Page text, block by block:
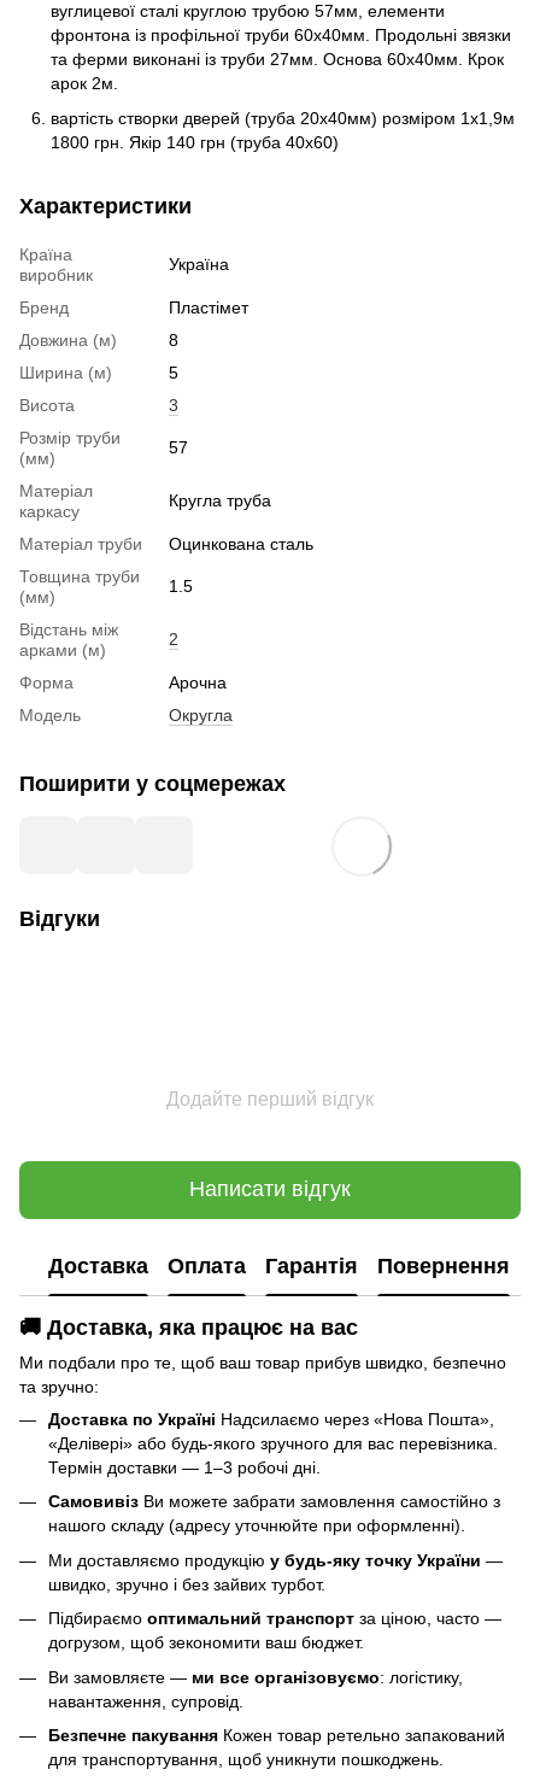
вуглицевої сталі круглою трубою 57мм, елементи
фронтона із профільної труби 60х40мм. Продольні звязки
та ферми виконані із труби 27мм. Основа 60х40мм. Крок
арок 2м.
вартість створки дверей (труба 20х40мм) розміром 1х1,9м
1800 грн. Якір 140 грн (труба 40х60)
Характеристики
Країна
виробник
Україна
Бренд
Пластімет
Довжина (м)
8
Ширина (м)
5
Висота
3
Розмір труби
(мм)
57
Матеріал
каркасу
Кругла труба
Матеріал труби
Оцинкована сталь
Товщина труби
(мм)
1.5
Відстань між
арками (м)
2
Форма
Арочна
Модель
Округла
Поширити у соцмережах
Відгуки
Додайте перший відгук
Написати відгук
Доставка Оплата Гарантія Повернення
🚚 Доставка, яка працює на вас
Ми подбали про те, щоб ваш товар прибув швидко, безпечно
та зручно:
Доставка по Україні Надсилаємо через «Нова Пошта»,
«Делівері» або будь-якого зручного для вас перевізника.
Термін доставки — 1–3 робочі дні.
Самовивіз Ви можете забрати замовлення самостійно з
нашого складу (адресу уточнюйте при оформленні).
Ми доставляємо продукцію у будь-яку точку України —
швидко, зручно і без зайвих турбот.
Підбираємо оптимальний транспорт за ціною, часто —
догрузом, щоб зекономити ваш бюджет.
Ви замовляєте — ми все організовуємо: логістику,
навантаження, супровід.
Безпечне пакування Кожен товар ретельно запакований
для транспортування, щоб уникнути пошкоджень.